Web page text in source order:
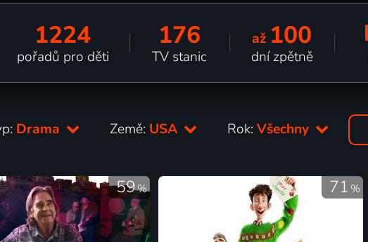
1224
pořadů pro děti
176
TV stanic
až 100
dní zpětně
Drama Země: USA Rok:Všechny
59% 71 %